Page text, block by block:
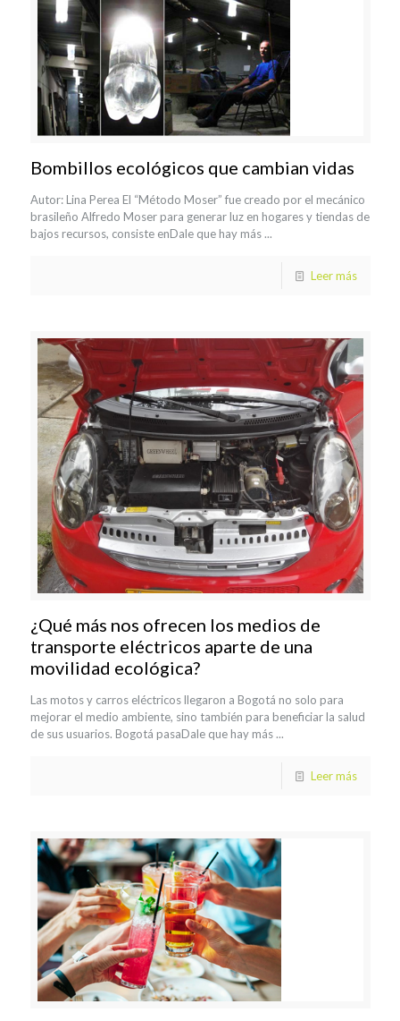
Bombillos ecológicos que cambian vidas
Autor: Lina Perea El “Método Moser” fue creado por el mecánico
brasileño Alfredo Moser para generar luz en hogares y tiendas de
bajos recursos, consiste enDale que hay más ...
Leer más
¿Qué más nos ofrecen los medios de
transporte eléctricos aparte de una
movilidad ecológica?
Las motos y carros eléctricos llegaron a Bogotá no solo para
mejorar el medio ambiente, sino también para beneficiar la salud
de sus usuarios. Bogotá pasaDale que hay más ...
Leer más